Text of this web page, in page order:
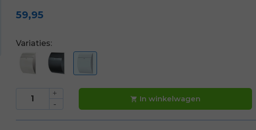
59,95
Variaties:
 In winkelwagen